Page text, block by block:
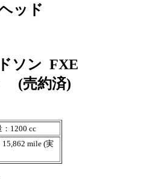
ッド
ソン FXE
(売約済)
：1200 cc
15,862 mile (実